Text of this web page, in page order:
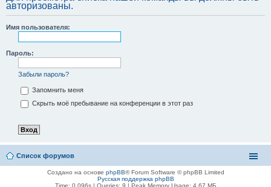
авторизованы.
Имя пользователя:
Пароль:
Забыли пароль?
Запомнить меня
Скрыть моё пребывание на конференции в этот раз
Список форумов
Создано на основе phpBB® Forum Software © phpBB Limited
Русская поддержка phpBB
Time: 0.096s| Queries: 9 | Peak Memory Usage: 4.67 МБ